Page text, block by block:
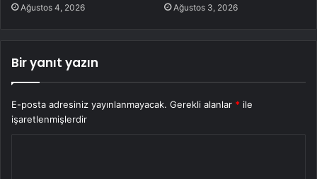
Ağustos 4, 2026 Ağustos 3, 2026
Bir yanıt yazın
E-posta adresiniz yayınlanmayacak. Gerekli alanlar * ile
işaretlenmişlerdir